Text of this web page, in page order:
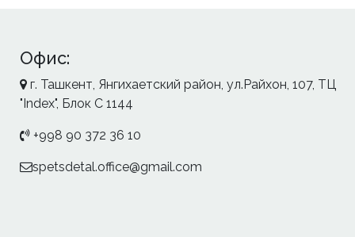
Офис:
г. Ташкент, Янгихаетский район, ул.Райхон, 107, ТЦ
"Index", Блок С 1144
+998 90 372 36 10
spetsdetal.office@gmail.com